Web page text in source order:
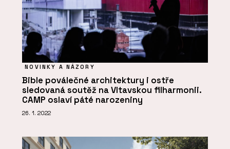
NOVINKY A NÁZORY
Bible poválečné architektury i ostře
sledovaná soutěž na Vltavskou filharmonii.
CAMP oslaví páté narozeniny
26. 1. 2022